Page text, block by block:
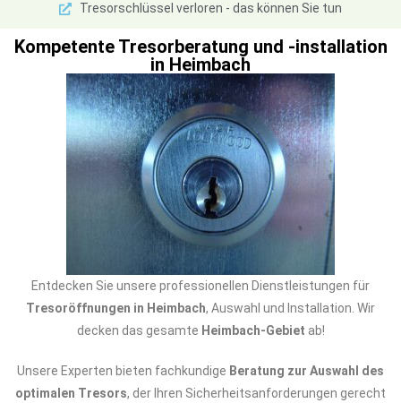
Tresorschlüssel verloren - das können Sie tun
Kompetente Tresorberatung und -installation
in Heimbach
Entdecken Sie unsere professionellen Dienstleistungen für
Tresoröffnungen in Heimbach, Auswahl und Installation. Wir
decken das gesamte Heimbach-Gebiet ab!
Unsere Experten bieten fachkundige Beratung zur Auswahl des
optimalen Tresors, der Ihren Sicherheitsanforderungen gerecht